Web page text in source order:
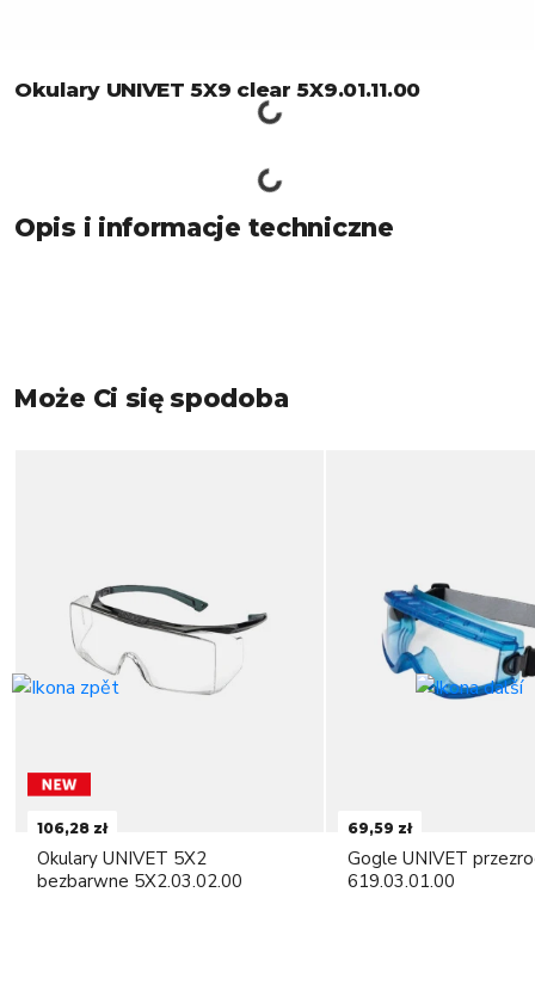
Okulary UNIVET 5X9 clear 5X9.01.11.00
Opis i informacje techniczne
Może Ci się spodoba
106,28 zł
Okulary UNIVET 5X2
bezbarwne 5X2.03.02.00
69,59 zł
Gogle UNIVET
619.03.01.00